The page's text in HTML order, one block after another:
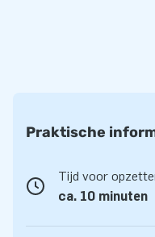
Praktische
Tijd voor
ca. 10 minuten